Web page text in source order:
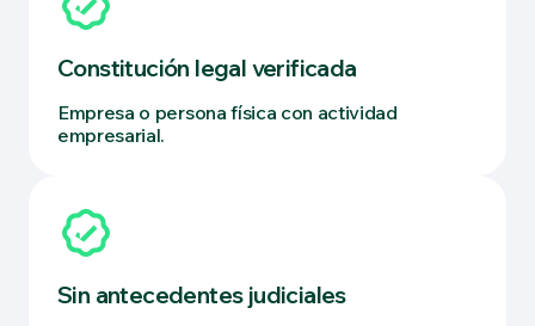
Constitución legal verificada
Empresa o persona física con actividad
empresarial.
Sin antecedentes judiciales